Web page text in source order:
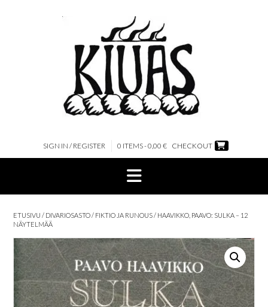
SIGN IN / REGISTER 0 ITEMS - 0,00 € CHECKOUT
ETUSIVU / DIVARIOSASTO/ FIKTIO JA RUNOUS/ HAAVIKKO, PAAVO: SULKA – 12
NÄYTELMÄÄ